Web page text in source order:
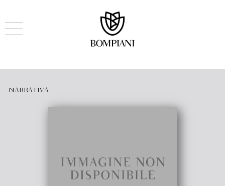
NARRATIVA